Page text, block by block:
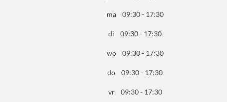
ma 09:30 - 17:30
di 09:30 - 17:30
wo 09:30 - 17:30
do 09:30 - 17:30
vr 09:30 - 17:30